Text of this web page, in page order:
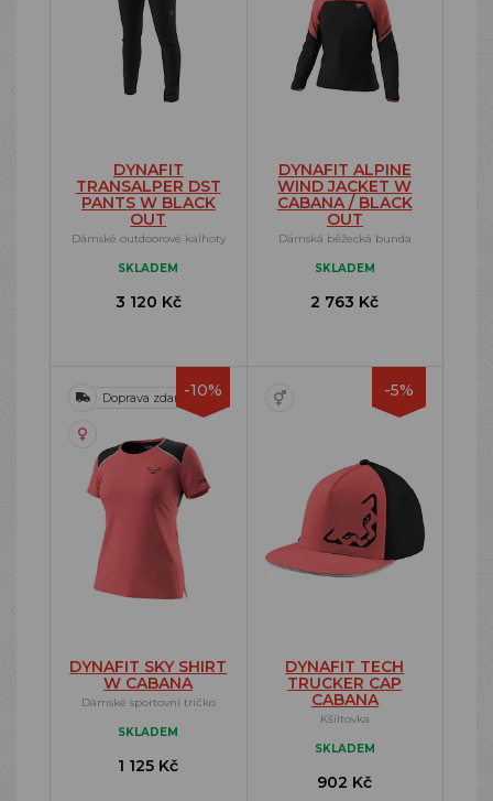
DYNAFIT
TRANSALPER DST
PANTS W BLACK
OUT
Dámské outdoorové kalhoty
SKLADEM
3 120 Kč
DYNAFIT ALPINE
WIND JACKET W
CABANA / BLACK
OUT
Dámská běžecká bunda
SKLADEM
2 763 Kč
-10%
Doprava zdarma
DYNAFIT SKY SHIRT
W CABANA
Dámské sportovní tričko
SKLADEM
1 125 Kč
-5%
DYNAFIT TECH
TRUCKER CAP
CABANA
Kšiltovka
SKLADEM
902 Kč